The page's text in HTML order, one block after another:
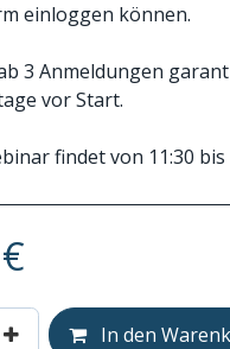
einloggen können.
3 Anmeldungen
vor Start.
findet von 11:30
€
In den